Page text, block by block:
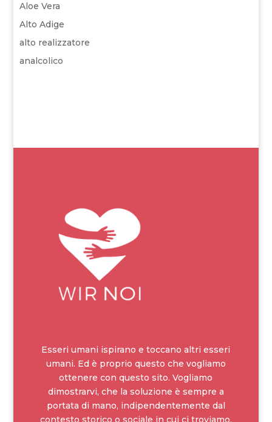
Aloe Vera
Alto Adige
alto realizzatore
analcolico
Esseri umani ispirano e toccano altri esseri
umani. Ed è proprio questo che vogliamo
ottenere con questo sito. Vogliamo
dimostrarvi, che la soluzione è sempre a
portata di mano, indipendentemente dal
contesto storico o sociale in cui ci troviamo.